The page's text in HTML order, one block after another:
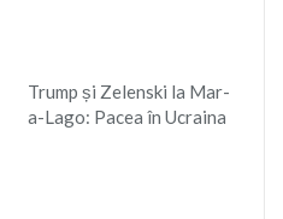
Trump și Zelenski la Mar-
a-Lago: Pacea în Ucraina